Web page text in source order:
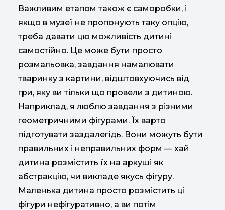
Важливим етапом також є саморобки, і
якщо в музеї не пропонують таку опцію,
треба давати цю можливість дитині
самостійно. Це може бути просто
розмальовка, завдання намалювати
тваринку з картини, відштовхуючись від
гри, яку ви тільки що провели з дитиною.
Наприклад, я люблю завдання з різними
геометричними фігурами. Їх варто
підготувати заздалегідь. Вони можуть бути
правильних і неправильних форм — хай
дитина розмістить їх на аркуші як
абстракцію, чи викладе якусь фігуру.
Маленька дитина просто розмістить ці
фігури нефігуративно, а ви потім